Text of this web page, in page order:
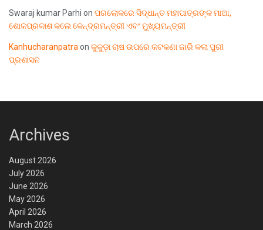
Swaraj kumar Parhi on ପରଲୋକରେ ସିଦ୍ଧାନ୍ତ ମହାପାତ୍ରଙ୍କ ମାଆ,
ଶୋକପ୍ରକାଶ କଲେ କେନ୍ଦ୍ରମନ୍ତ୍ରୀ ଏବଂ ମୁଖ୍ୟମନ୍ତ୍ରୀ
Kanhucharanpatra on କୁକୁଡ଼ା ଚାଷ ଉପରେ କଟକଣା ଜାରି କଲା ପୁରୀ
ପ୍ରଶାସନ
Archives
August 2026
July 2026
June 2026
May 2026
April 2026
March 2026